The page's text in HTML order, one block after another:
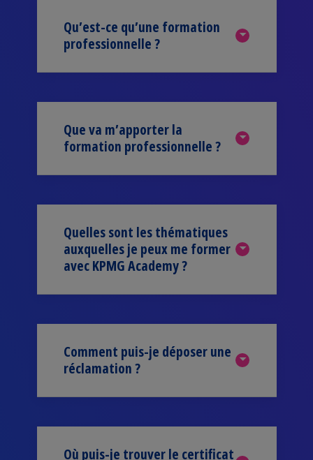
Qu’est-ce qu’une formation
professionnelle ?
Que va m’apporter la
formation professionnelle ?
Quelles sont les thématiques
auxquelles je peux me former
avec KPMG Academy ?
Comment puis-je déposer une
réclamation ?
Où puis-je trouver le certificat